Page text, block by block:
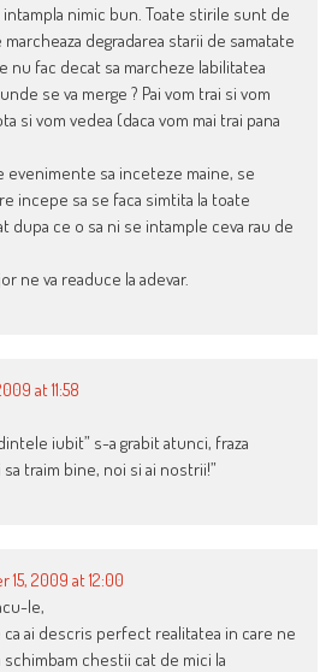
nimic bun. Toate stirile sunt de
degradarea starii de samatate
nu fac decat sa marcheze labilitatea
se va merge ? Pai vom trai si vom
si vom vedea (daca vom mai trai pana
evenimente sa inceteze maine, se
incepe sa se faca simtita la toate
dupa ce o sa ni se intample ceva rau de
ne va readuce la adevar.
at 11:58
iubit” s-a grabit atunci, fraza
traim bine, noi si ai nostrii!”
2009 at 12:00
le,
ca ai descris perfect realitatea in care ne
schimbam chestii cat de mici la